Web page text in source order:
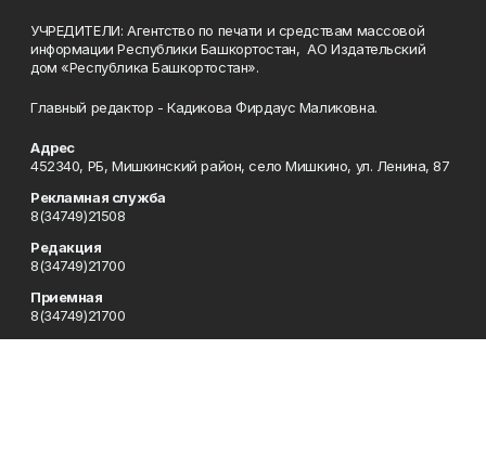
УЧРЕДИТЕЛИ: Агентство по печати и средствам массовой
информации Республики Башкортостан, АО Издательский
дом «Республика Башкортостан».
Главный редактор - Кадикова Фирдаус Маликовна.
Адрес
452340, РБ, Мишкинский район, село Мишкино, ул. Ленина, 87
Рекламная служба
8(34749)21508
Редакция
8(34749)21700
Приемная
8(34749)21700